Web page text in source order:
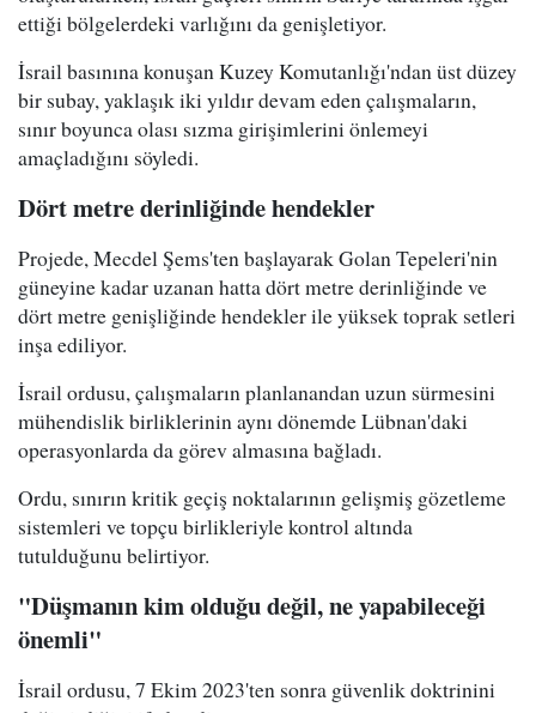
ettiği bölgelerdeki varlığını da genişletiyor.
İsrail basınına konuşan Kuzey Komutanlığı'ndan üst düzey
bir subay, yaklaşık iki yıldır devam eden çalışmaların,
sınır boyunca olası sızma girişimlerini önlemeyi
amaçladığını söyledi.
Dört metre derinliğinde hendekler
Projede, Mecdel Şems'ten başlayarak Golan Tepeleri'nin
güneyine kadar uzanan hatta dört metre derinliğinde ve
dört metre genişliğinde hendekler ile yüksek toprak setleri
inşa ediliyor.
İsrail ordusu, çalışmaların planlanandan uzun sürmesini
mühendislik birliklerinin aynı dönemde Lübnan'daki
operasyonlarda da görev almasına bağladı.
Ordu, sınırın kritik geçiş noktalarının gelişmiş gözetleme
sistemleri ve topçu birlikleriyle kontrol altında
tutulduğunu belirtiyor.
"Düşmanın kim olduğu değil, ne yapabileceği
önemli"
İsrail ordusu, 7 Ekim 2023'ten sonra güvenlik doktrinini